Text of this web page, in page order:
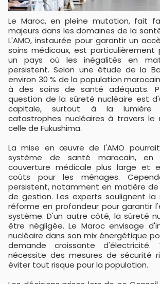
Le Maroc, en pleine mutation, fait face à des défis
majeurs dans les domaines de la
L'AMO, instaurée pour garantir un
soins médicaux, est particulièrement
un pays où les inégalités en
persistent. Selon une étude de la
environ 30 % de la population
à des soins de santé adéquats.
question de la sûreté nucléaire est
capitale, surtout à la lumière
catastrophes nucléaires à travers le
celle de Fukushima.
La mise en œuvre de l'AMO
système de santé marocain, en
couverture médicale plus large et
coûts pour les ménages.
persistent, notamment en matière
de gestion. Les experts soulignent la
réforme en profondeur pour garantir
système. D'un autre côté, la sûreté
être négligée. Le Maroc envisage
nucléaire dans son mix énergétique
demande croissante d'électricité.
nécessite des mesures de sécurité
éviter tout risque pour la population.